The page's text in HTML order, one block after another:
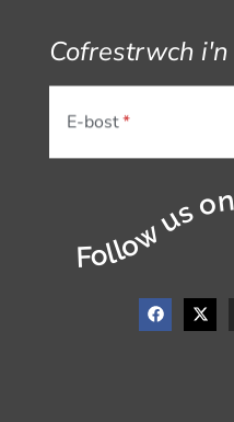
Cofrestrwch
E-bost
Follow us